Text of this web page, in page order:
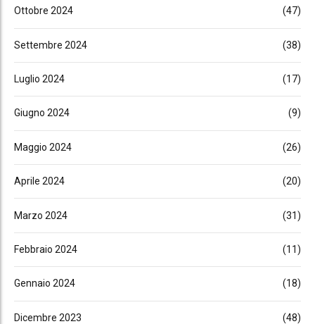
Ottobre 2024 (47)
Settembre 2024 (38)
Luglio 2024 (17)
Giugno 2024 (9)
Maggio 2024 (26)
Aprile 2024 (20)
Marzo 2024 (31)
Febbraio 2024 (11)
Gennaio 2024 (18)
Dicembre 2023 (48)